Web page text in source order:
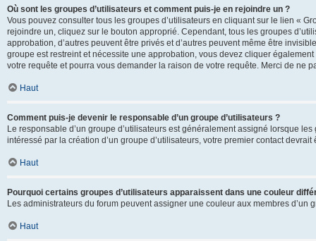
Où sont les groupes d’utilisateurs et comment puis-je en rejoindre un ?
Vous pouvez consulter tous les groupes d’utilisateurs en cliquant sur le lien «
rejoindre un, cliquez sur le bouton approprié. Cependant, tous les groupes
approbation, d’autres peuvent être privés et d’autres peuvent même être
groupe est restreint et nécessite une approbation, vous devez cliquer
votre requête et pourra vous demander la raison de votre requête. Merci de ne
Haut
Comment puis-je devenir le responsable d’un groupe d’utilisateurs ?
Le responsable d’un groupe d’utilisateurs est généralement assigné lorsque
intéressé par la création d’un groupe d’utilisateurs, votre premier contact
Haut
Pourquoi certains groupes d’utilisateurs apparaissent dans une couleur
Les administrateurs du forum peuvent assigner une couleur aux membres d’un
Haut